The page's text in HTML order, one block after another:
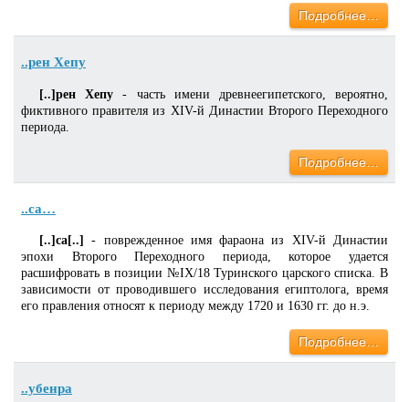
Подробнее…
..рен Хепу
[..]рен Хепу - часть имени древнеегипетского, вероятно,
фиктивного правителя из XIV-й Династии Второго Переходного
периода.
Подробнее…
..са…
[..]са[..]
- поврежденное имя фараона из XIV-й Династии
эпохи Второго Переходного периода, которое удается
расшифровать в позиции №IX/18 Туринского царского списка. В
зависимости от проводившего исследования египтолога, время
его правления относят к периоду между 1720 и 1630 гг. до н.э.
Подробнее…
..убенра